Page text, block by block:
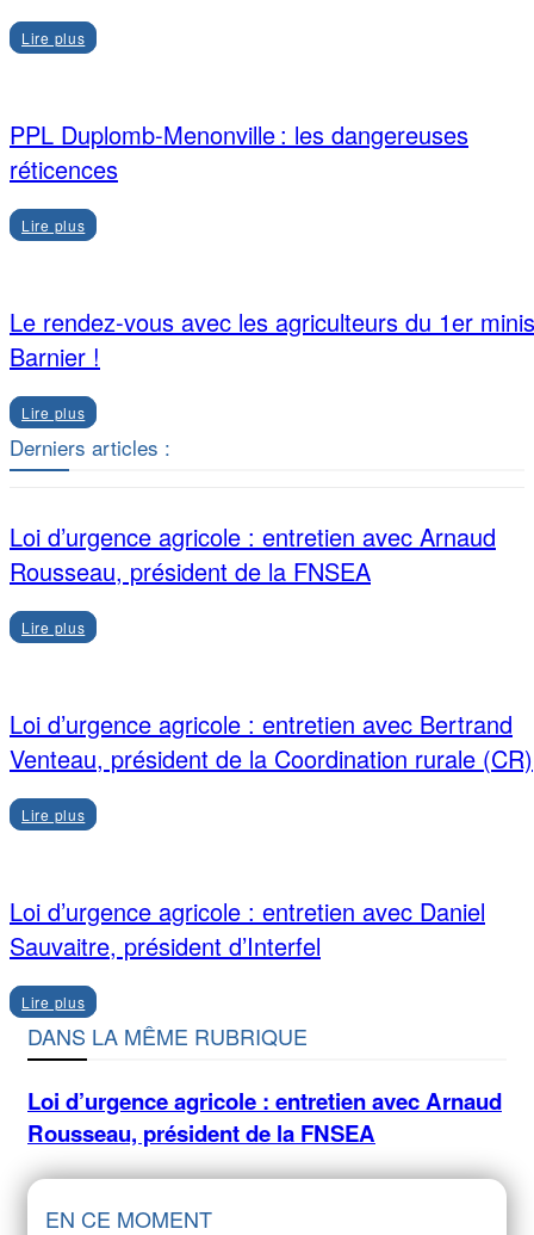
Lire plus
PPL Duplomb-Menonville : les dangereuses
réticences
Lire plus
Le rendez-vous avec les agriculteurs du 1er
Barnier !
Lire plus
Derniers articles :
Loi d’urgence agricole : entretien avec Arnaud
Rousseau, président de la FNSEA
Lire plus
Loi d’urgence agricole : entretien avec Bertrand
Venteau, président de la Coordination rurale (CR)
Lire plus
Loi d’urgence agricole : entretien avec Daniel
Sauvaitre, président d’Interfel
Lire plus
DANS LA MÊME RUBRIQUE
Loi d’urgence agricole : entretien avec Arnaud
Rousseau, président de la FNSEA
EN CE MOMENT